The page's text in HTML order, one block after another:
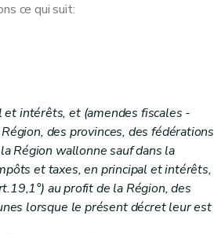
ce qui suit:
et intérêts, et (amendes fiscales -
des provinces, des fédérations
Région wallonne sauf dans la
et taxes, en principal et intérêts,
au profit de la Région, des
lorsque le présent décret leur est